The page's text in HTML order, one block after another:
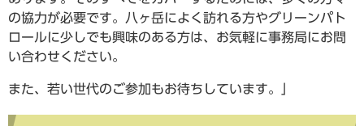
の協力が必要です。八ヶ岳によく訪れる方やグリーンパト
ロールに少しでも興味のある方は、お気軽に事務局にお問
い合わせください。
また、若い世代のご参加もお待ちしています。」